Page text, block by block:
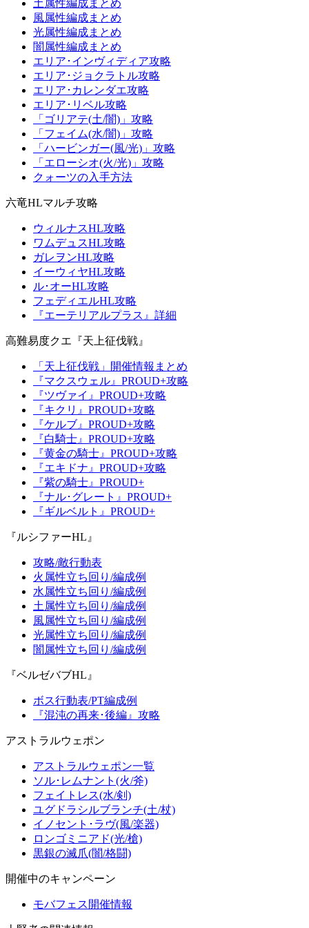
土属性編成まとめ
風属性編成まとめ
光属性編成まとめ
闇属性編成まとめ
エリア･インヴィディア攻略
エリア･ジョクラトル攻略
エリア･カレンダエ攻略
エリア･リベル攻略
「ゴリアテ(土/闇)」攻略
「フェイム(水/闇)」攻略
「ハービンガー(風/光)」攻略
「エローシオ(火/光)」攻略
クォーツの入手方法
六竜HLマルチ攻略
ウィルナスHL攻略
ワムデュスHL攻略
ガレヲンHL攻略
イーウィヤHL攻略
ル･オーHL攻略
フェディエルHL攻略
『エーテリアルプラス』詳細
高難易度クエ『天上征伐戦』
「天上征伐戦」開催情報まとめ
『マクスウェル』PROUD+攻略
『ツヴァイ』PROUD+攻略
『キクリ』PROUD+攻略
『ケルブ』PROUD+攻略
『白騎士』PROUD+攻略
『黄金の騎士』PROUD+攻略
『エキドナ』PROUD+攻略
『紫の騎士』PROUD+
『ナル･グレート』PROUD+
『ギルベルト』PROUD+
『ルシファーHL』
攻略/敵行動表
火属性立ち回り/編成例
水属性立ち回り/編成例
土属性立ち回り/編成例
風属性立ち回り/編成例
光属性立ち回り/編成例
闇属性立ち回り/編成例
『ベルゼバブHL』
ボス行動表/PT編成例
『混沌の再来･後編』攻略
アストラルウェポン
アストラルウェポン一覧
ソル･レムナント(火/斧)
フェイトレス(水/剣)
ユグドラシルブランチ(土/杖)
イノセント･ラヴ(風/楽器)
ロンゴミニアド(光/槍)
黒銀の滅爪(闇/格闘)
開催中のキャンペーン
モバフェス開催情報